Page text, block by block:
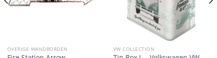
OVERIGE WANDBORDEN VW COLLECTION